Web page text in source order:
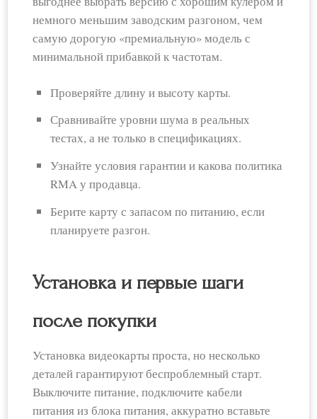
немного меньшим заводским разгоном, чем
самую дорогую «премиальную» модель с
минимальной прибавкой к частотам.
Проверяйте длину и высоту карты.
Сравнивайте уровни шума в реальных
тестах, а не только в спецификациях.
Узнайте условия гарантии и какова политика
RMA у продавца.
Берите карту с запасом по питанию, если
планируете разгон.
Установка и первые шаги
после покупки
Установка видеокарты проста, но несколько
деталей гарантируют беспроблемный старт.
Выключите питание, подключите кабели
питания из блока питания, аккуратно вставьте